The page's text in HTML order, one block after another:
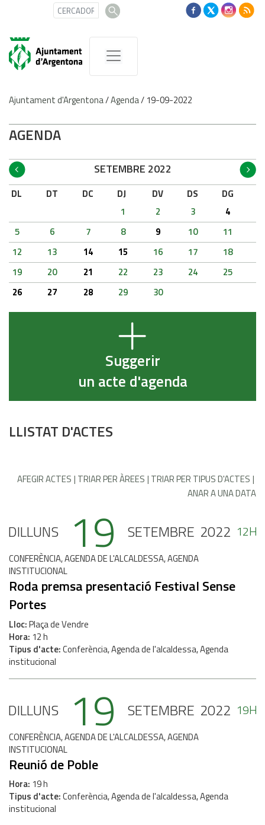
Ajuntament d'Argentona/Agenda/ 19-09-2022
AGENDA
SETEMBRE 2022
DL DT DC DJ DV DS
DG
1
2 3
4
5
6 7 8 9 10
11
12
13 14 15 16 17
18
19
20 21 22 23 24
25
26
27 28 29 30
Suggerir
un acte d'agenda
LLISTAT D'ACTES
AFEGIR ACTES TRIAR PER ÀREES TRIAR PER TIPUS D'ACTES
ANAR A UNA DATA
DILLUNS 19 SETEMBRE 2022 12H
CONFERÈNCIA, AGENDA DE L'ALCALDESSA, AGENDA
INSTITUCIONAL
Roda premsa presentació Festival Sense
Portes
Lloc Plaça de Vendre
Hora 12 h
Tipus d'acte Conferència, Agenda de l'alcaldessa, Agenda
institucional
DILLUNS 19 SETEMBRE 2022 19H
CONFERÈNCIA, AGENDA DE L'ALCALDESSA, AGENDA
INSTITUCIONAL
Reunió de Poble
Hora 19 h
Tipus d'acte Conferència, Agenda de l'alcaldessa, Agenda
institucional